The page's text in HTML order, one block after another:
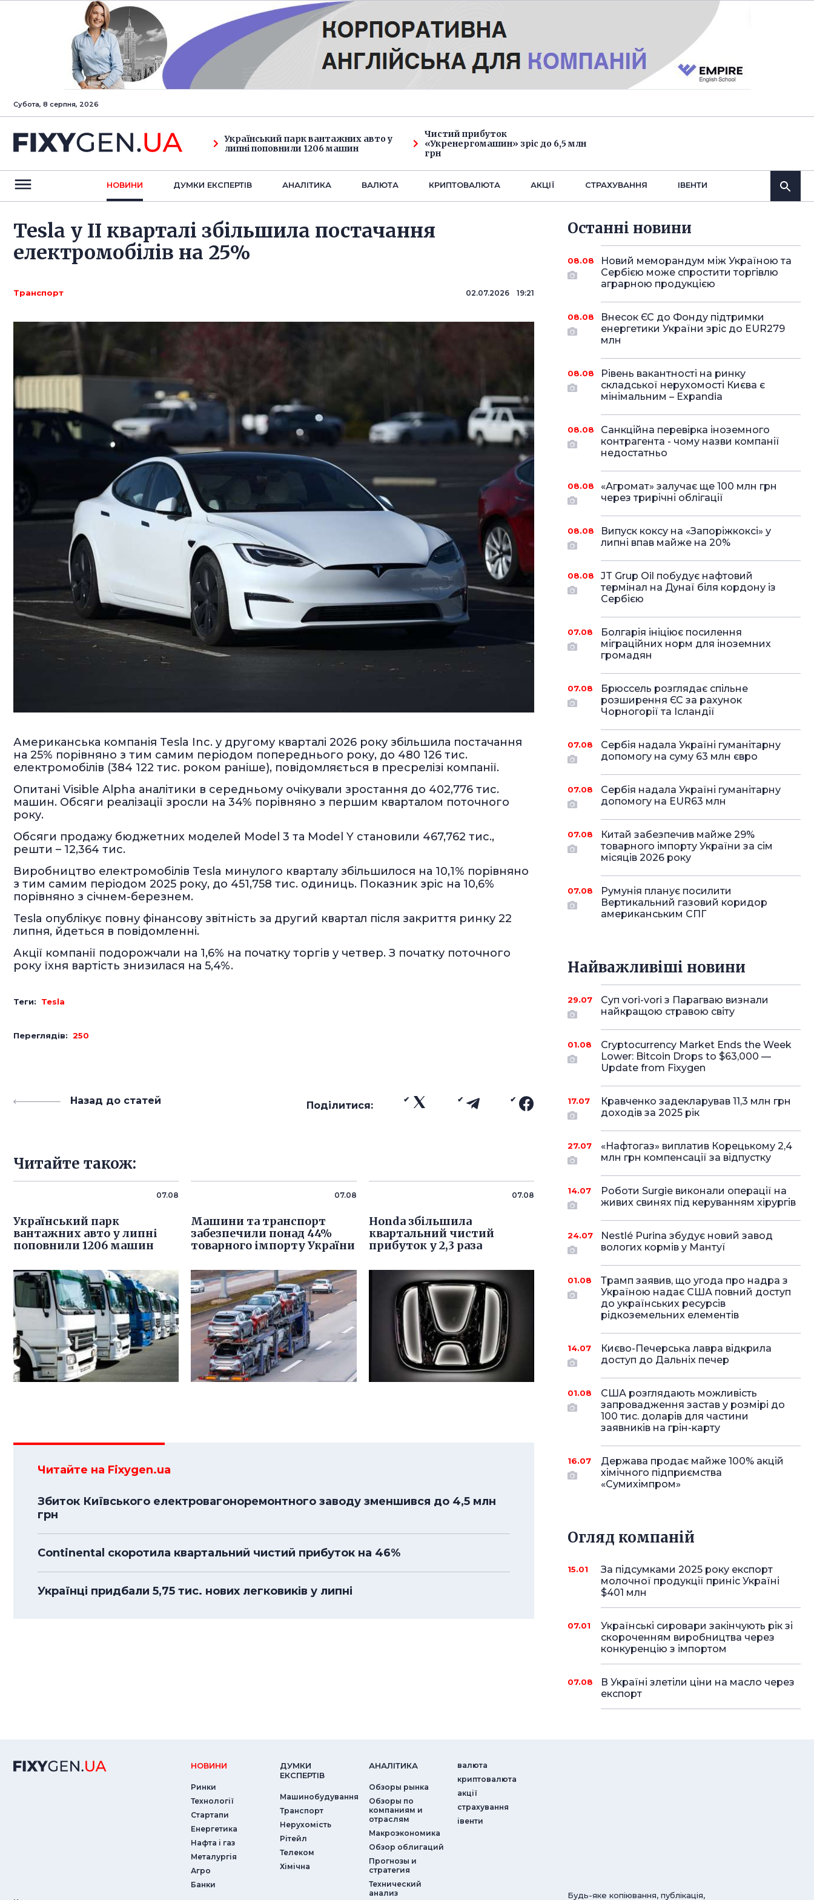
Субота, 8 серпня, 2026
Український парк вантажних авто у
липні поповнили 1206 машин
Чистий прибуток
«Укренергомашин» зріс до 6,5 млн
грн
НОВИНИ ДУМКИ ЕКСПЕРТIВ АНАЛIТИКА ВАЛЮТА КРИПТОВАЛЮТА АКЦІЇ СТРАХУВАННЯ IВЕНТИ
Tesla у II кварталі збільшила постачання
електромобілів на 25%
Транспорт 02.07.2026 19:21
Американська компанія Tesla Inc. у другому кварталі 2026 року збільшила постачання
на 25% порівняно з тим самим періодом попереднього року, до 480 126 тис.
електромобілів (384 122 тис. роком раніше), повідомляється в пресрелізі компанії.
Опитані Visible Alpha аналітики в середньому очікували зростання до 402,776 тис.
машин. Обсяги реалізації зросли на 34% порівняно з першим кварталом поточного
року.
Обсяги продажу бюджетних моделей Model 3 та Model Y становили 467,762 тис.,
решти – 12,364 тис.
Виробництво електромобілів Tesla минулого кварталу збільшилося на 10,1% порівняно
з тим самим періодом 2025 року, до 451,758 тис. одиниць. Показник зріс на 10,6%
порівняно з січнем-березнем.
Tesla опублікує повну фінансову звітність за другий квартал після закриття ринку 22
липня, йдеться в повідомленні.
Акції компанії подорожчали на 1,6% на початку торгів у четвер. З початку поточного
року їхня вартість знизилася на 5,4%.
Теги: Tesla
Переглядів: 250
Назад до статей Поділитися:
Читайте також:
07.08
Український парк
вантажних авто у липні
поповнили 1206 машин
07.08
Машини та транспорт
забезпечили понад 44%
товарного імпорту України
07.08
Honda збільшила
квартальний чистий
прибуток у 2,3 раза
Читайте на Fixygen.ua
Збиток Київського електровагоноремонтного заводу зменшився до 4,5 млн
грн
Continental скоротила квартальний чистий прибуток на 46%
Українці придбали 5,75 тис. нових легковиків у липні
Останнi новини
08.08
Новий меморандум між Україною та
Сербією може спростити торгівлю
аграрною продукцією
08.08
Внесок ЄС до Фонду підтримки
енергетики України зріс до EUR279
млн
08.08
Рівень вакантності на ринку
складської нерухомості Києва є
мінімальним – Expandia
08.08
Санкційна перевірка іноземного
контрагента - чому назви компанії
недостатньо
08.08
«Агромат» залучає ще 100 млн грн
через трирічні облігації
08.08
Випуск коксу на «Запоріжкоксі» у
липні впав майже на 20%
08.08
JT Grup Oil побудує нафтовий
термінал на Дунаї біля кордону із
Сербією
07.08
Болгарія ініціює посилення
міграційних норм для іноземних
громадян
07.08
Брюссель розглядає спільне
розширення ЄС за рахунок
Чорногорії та Ісландії
07.08
Сербія надала Україні гуманітарну
допомогу на суму 63 млн євро
07.08
Сербія надала Україні гуманітарну
допомогу на EUR63 млн
07.08
Китай забезпечив майже 29%
товарного імпорту України за сім
місяців 2026 року
07.08
Румунія планує посилити
Вертикальний газовий коридор
американським СПГ
Найважливіші новини
29.07
Суп vori-vori з Парагваю визнали
найкращою стравою світу
01.08
Cryptocurrency Market Ends the Week
Lower: Bitcoin Drops to $63,000 —
Update from Fixygen
17.07
Кравченко задекларував 11,3 млн грн
доходів за 2025 рік
27.07
«Нафтогаз» виплатив Корецькому 2,4
млн грн компенсації за відпустку
14.07
Роботи Surgie виконали операції на
живих свинях під керуванням хірургів
24.07
Nestlé Purina збудує новий завод
вологих кормів у Мантуї
01.08
Трамп заявив, що угода про надра з
Україною надає США повний доступ
до українських ресурсів
рідкоземельних елементів
14.07
Києво-Печерська лавра відкрила
доступ до Дальніх печер
01.08
США розглядають можливість
запровадження застав у розмірі до
100 тис. доларів для частини
заявників на грін-карту
16.07
Держава продає майже 100% акцій
хімічного підприємства
«Сумихімпром»
Огляд компаній
15.01
За підсумками 2025 року експорт
молочної продукції приніс Україні
$401 млн
07.01
Українські сировари закінчують рік зі
скороченням виробництва через
конкуренцію з імпортом
07.08
В Україні злетіли ціни на масло через
експорт
НОВИНИ
Ринки
Технології
Стартапи
Енергетика
Нафта і газ
Металургія
Агро
Банки
ДУМКИ
ЕКСПЕРТIВ
Машинобудування
Транспорт
Нерухомість
Рітейл
Телеком
Хімічна
АНАЛIТИКА
Обзоры рынка
Обзоры по
компаниям и
отраслям
Макроэкономика
Обзор облигаций
Прогнозы и
стратегия
Технический
анализ
валюта
криптовалюта
акції
страхування
iвенти
Будь-яке копіювання, публікація,